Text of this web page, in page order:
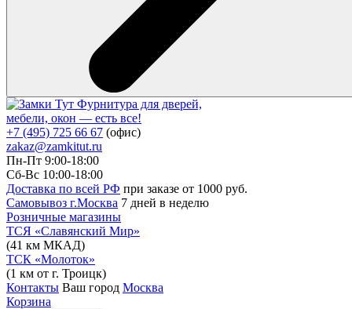
Фурнитура для дверей,
мебели, окон — есть все!
+7 (495) 725 66 67 (офис)
zakaz@zamkitut.ru
Пн-Пт 9:00-18:00
Сб-Вс 10:00-18:00
Доставка по всей РФ при заказе от 1000 руб.
Самовывоз г.Москва 7 дней в неделю
Розничные магазины
ТСЯ «Славянский Мир»
(41 км МКАД)
ТСК «Молоток»
(1 км от г. Троицк)
Контакты Ваш город Москва
Корзина